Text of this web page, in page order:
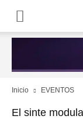
Inicio EVENTOS
El sinte